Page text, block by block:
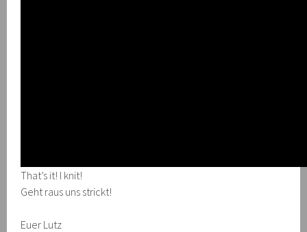
That’s it! I knit!
Geht raus uns strickt!
Euer Lutz